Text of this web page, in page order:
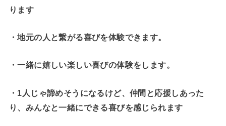
ります
・地元の人と繋がる喜びを体験できます。
・一緒に嬉しい楽しい喜びの体験をします。
・1人じゃ諦めそうになるけど、仲間と応援しあった
り、みんなと一緒にできる喜びを感じられます